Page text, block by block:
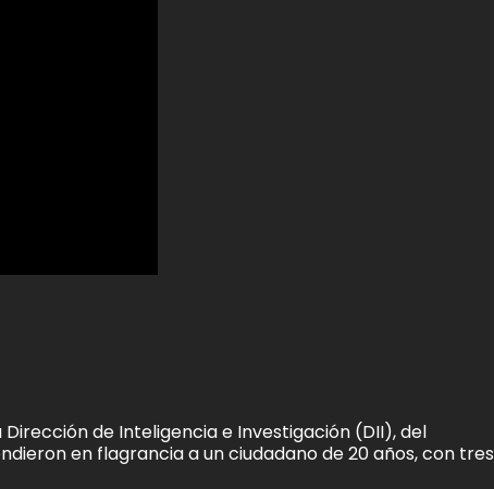
de Inteligencia e Investigación (DII), del
en flagrancia a un ciudadano de 20 años, con tres